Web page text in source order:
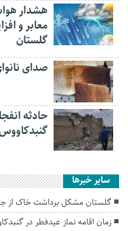
هشدار
معابر و
گلستان
صدای
حادثه
سایر خبرها
گلستان مشکل برداشت خاک از
زمان اقامه نماز عیدفطر در